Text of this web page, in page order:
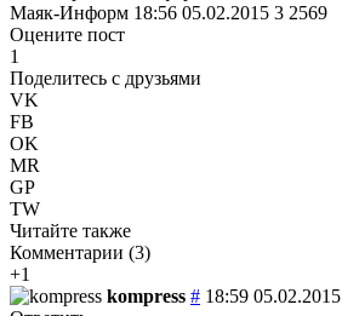
Маяк-Информ 18:56 05.02.2015 3 2569
Оцените пост
1
Поделитесь с друзьями
VK
FB
OK
MR
GP
TW
Читайте также
Комментарии (3)
+1
kompress # 18:59 05.02.2015